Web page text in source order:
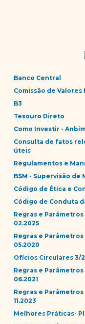
Banco Central
Comissão de Valores
B3
Tesouro Direto
Como Investir -
Consulta de fatos
úteis
Regulamentos e
BSM - Supervisão de
Código de Ética e
Código de Conduta
Regras e
02.2025
Regras e
05.2020
Ofícios Circulares 3/
Regras e
06.2021
Regras e
11.2023
Melhores Práticas-